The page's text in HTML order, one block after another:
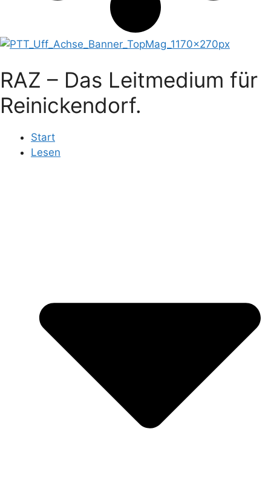
RAZ – Das Leitmedium für
Reinickendorf.
Start
Lesen